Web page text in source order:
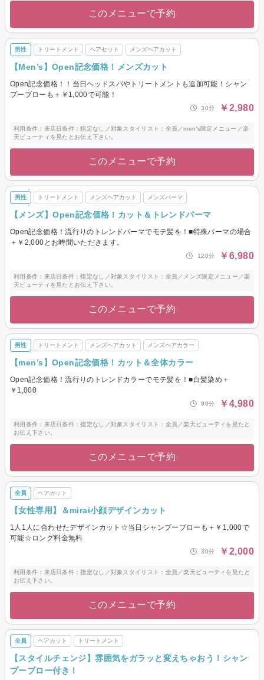
このメニューで予約
男性 トリートメント ヘアセット メンズヘアカット
【Men’s】Open記念価格！メンズカット
Open記念価格！！当日ヘッドスパやトリートメントも追加可能！シャン
プーブローも＋￥1,000で可能！
30分 ￥2,980
利用条件：来店日条件：指定なし／対象スタイリスト：全員／men’s限定メニュー／楽
天ビューティを見たとお伝え下さい。
このメニューで予約
男性 トリートメント メンズヘアカット メンズパーマ
【メンズ】Open記念価格！カット＆トレンドパーマ
Open記念価格！流行りのトレンドパーマでモテ髪を！■特殊パーマの場合
＋￥2,000とお時間いただきます。
120分 ￥6,980
利用条件：来店日条件：指定なし／対象スタイリスト：全員／メンズ限定メニュー／楽
天ビューティを見たとお伝え下さい。
このメニューで予約
男性 トリートメント メンズヘアカット メンズヘアカラー
【men’s】Open記念価格！カット＆全体カラー
Open記念価格！流行りのトレンドカラーでモテ髪を！■白髪染め＋
￥1,000
90分 ￥4,980
利用条件：来店日条件：指定なし／対象スタイリスト：全員／楽天ビューティを見たと
お伝え下さい。
このメニューで予約
全員 ヘアカット
【女性専用】＆mirai小顔デザインカット
1人1人に合わせたデザインカット☆当日シャンプーブローも＋￥1,000で
可能☆ロング料金無料
30分 ￥2,000
利用条件：来店日条件：指定なし／対象スタイリスト：全員／楽天ビューティを見たと
お伝え下さい。
このメニューで予約
全員 ヘアカット トリートメント
【スタイルチェンジ】雰囲気をガラッと変えちゃおう！シャン
プーブロー付き！